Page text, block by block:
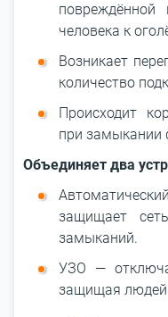
повреждённой
человека к
Возникает
количество
Происходит
при замыкании
Объединяет два
защищает
замыканий.
УЗО —
защищая